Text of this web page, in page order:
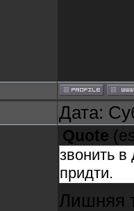
Дата:
Quote (
звонить
придти.
Лишняя